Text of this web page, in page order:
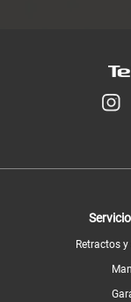
Retractos